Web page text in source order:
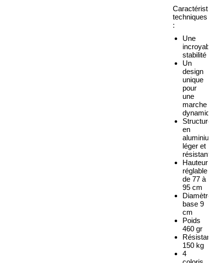
techniques
:
Une
incroyable
stabilité
Un
design
unique
pour
une
marche
dynamique
Structure
en
aluminium
léger et
résistant
Hauteur
réglable
de 77 à
95 cm
Diamètre
base 9
cm
Poids
460 gr
Résistance
150 kg
4